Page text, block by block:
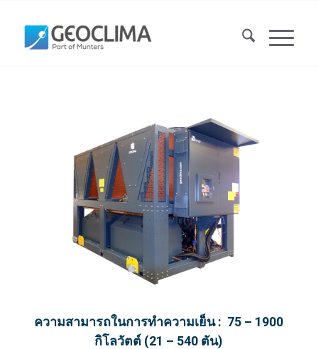
ความสามารถในการทำความเย็น : 75 – 1900
กิโลวัตต์ (21 – 540 ตัน)